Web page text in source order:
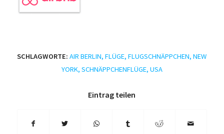
SCHLAGWORTE: AIR BERLIN,FLÜGE,FLUGSCHNÄPPCHEN,NEW
YORK, SCHNÄPPCHENFLÜGE, USA
Eintrag teilen